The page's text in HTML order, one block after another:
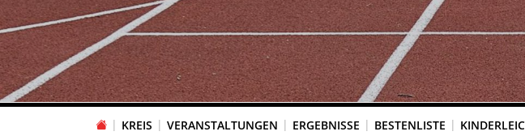
KREIS VERANSTALTUNGEN ERGEBNISSE BESTENLISTE